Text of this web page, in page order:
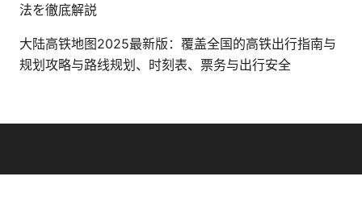
法を徹底解説
大陆高铁地图2025最新版：覆盖全国的高铁出行指南与
规划攻略与路线规划、时刻表、票务与出行安全